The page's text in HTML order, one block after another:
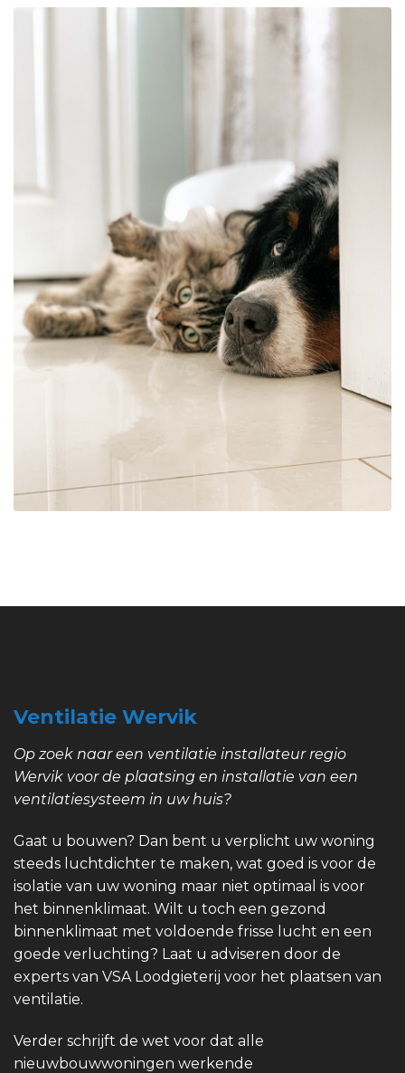
Ventilatie Wervik
Op zoek naar een ventilatie installateur regio
Wervik voor de plaatsing en installatie van een
ventilatiesysteem in uw huis?
Gaat u bouwen? Dan bent u verplicht uw woning
steeds luchtdichter te maken, wat goed is voor de
isolatie van uw woning maar niet optimaal is voor
het binnenklimaat. Wilt u toch een gezond
binnenklimaat met voldoende frisse lucht en een
goede verluchting? Laat u adviseren door de
experts van VSA Loodgieterij voor het plaatsen van
ventilatie.
Verder schrijft de wet voor dat alle
nieuwbouwwoningen werkende